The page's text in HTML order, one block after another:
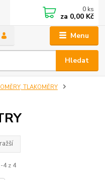
Menu
Hledat
0 ks
za 0,00 Kč
TLAKOMĚRY
4 z 4